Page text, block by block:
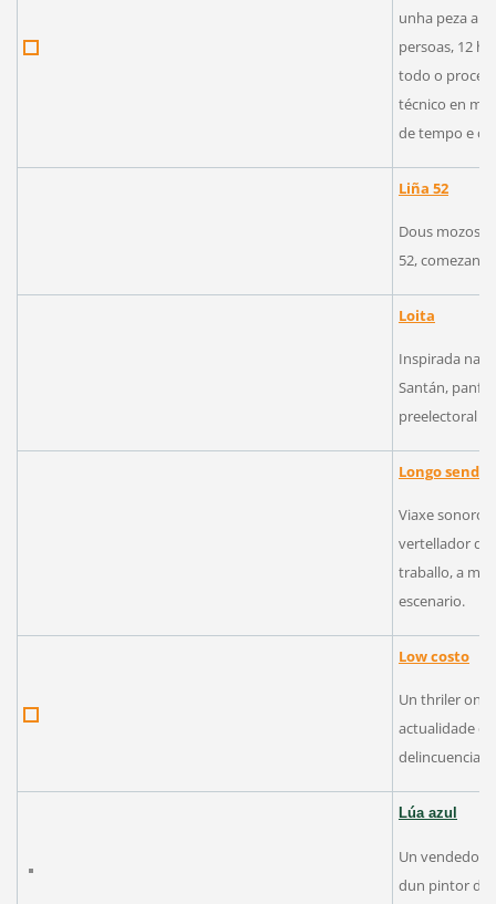
unha peza
persoas, 12
todo o
técnico en
de tempo e
Liña 52
Dous mozos
52, comezan
Loita
Inspirada na
Santán,
preelectoral
Longo
Viaxe sonoro
vertellador do
traballo, a
escenario.
Low costo
Un thriler
actualidade
delincuencia
Lúa azul
Un vendedor
dun pintor de